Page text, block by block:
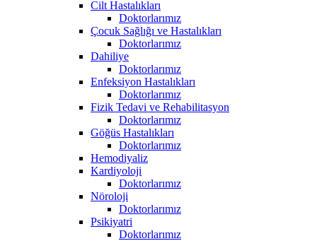
Cilt Hastalıkları
Doktorlarımız
Çocuk Sağlığı ve Hastalıkları
Doktorlarımız
Dahiliye
Doktorlarımız
Enfeksiyon Hastalıkları
Doktorlarımız
Fizik Tedavi ve Rehabilitasyon
Doktorlarımız
Göğüs Hastalıkları
Doktorlarımız
Hemodiyaliz
Kardiyoloji
Doktorlarımız
Nöroloji
Doktorlarımız
Psikiyatri
Doktorlarımız